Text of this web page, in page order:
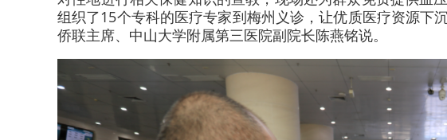
组织了15个专科的医疗专家到梅州义诊，让优质医疗资源下
侨联主席、中山大学附属第三医院副院长陈燕铭说。